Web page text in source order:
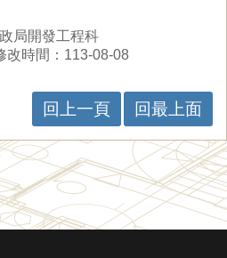
局開發工程科
改時間：113-08-08
回上一頁 回最上面